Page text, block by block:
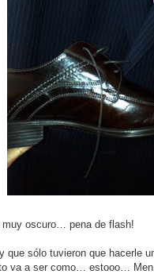
muy oscuro… pena de flash!
que sólo tuvieron que hacerle
va a ser como… estooo…